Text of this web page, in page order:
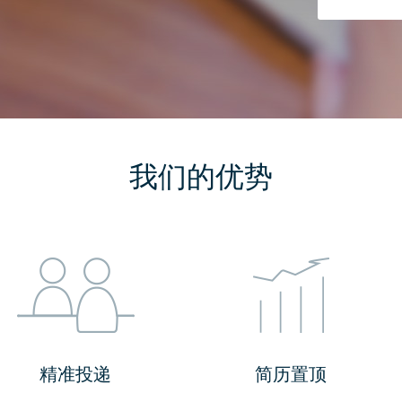
我们的优势
精准投递 简历置顶